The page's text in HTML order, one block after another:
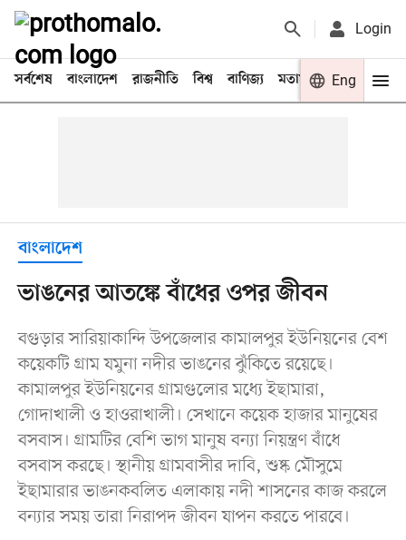
Login
সর্বশেষ বাংলাদেশ রাজনীতি বিশ্ব বাণিজ্য মতামত খেলা
Eng
বাংলাদেশ
ভাঙনের আতঙ্কে বাঁধের ওপর জীবন
বগুড়ার সারিয়াকান্দি উপজেলার কামালপুর ইউনিয়নের বেশ
কয়েকটি গ্রাম যমুনা নদীর ভাঙনের ঝুঁকিতে রয়েছে।
কামালপুর ইউনিয়নের গ্রামগুলোর মধ্যে ইছামারা,
গোদাখালী ও হাওরাখালী। সেখানে কয়েক হাজার মানুষের
বসবাস। গ্রামটির বেশি ভাগ মানুষ বন্যা নিয়ন্ত্রণ বাঁধে
বসবাস করছে। স্থানীয় গ্রামবাসীর দাবি, শুষ্ক মৌসুমে
ইছামারার ভাঙনকবলিত এলাকায় নদী শাসনের কাজ করলে
বন্যার সময় তারা নিরাপদ জীবন যাপন করতে পারবে।